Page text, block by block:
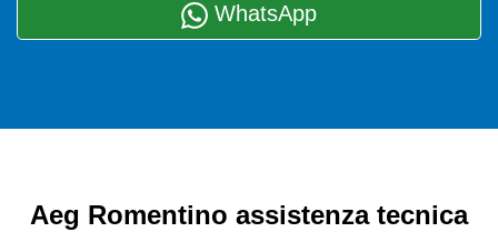
WhatsApp
Aeg Romentino assistenza tecnica